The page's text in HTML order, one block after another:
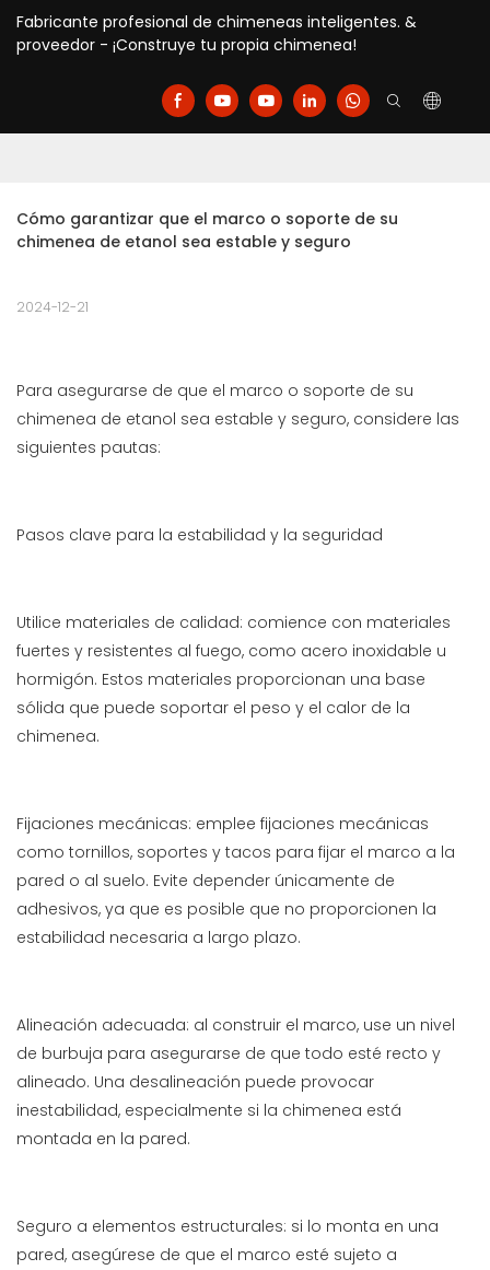
Fabricante profesional de chimeneas inteligentes. &
proveedor - ¡Construye tu propia chimenea!
Cómo garantizar que el marco o soporte de su
chimenea de etanol sea estable y seguro
2024-12-21
Para asegurarse de que el marco o soporte de su
chimenea de etanol sea estable y seguro, considere las
siguientes pautas:
Pasos clave para la estabilidad y la seguridad
Utilice materiales de calidad: comience con materiales
fuertes y resistentes al fuego, como acero inoxidable u
hormigón. Estos materiales proporcionan una base
sólida que puede soportar el peso y el calor de la
chimenea.
Fijaciones mecánicas: emplee fijaciones mecánicas
como tornillos, soportes y tacos para fijar el marco a la
pared o al suelo. Evite depender únicamente de
adhesivos, ya que es posible que no proporcionen la
estabilidad necesaria a largo plazo.
Alineación adecuada: al construir el marco, use un nivel
de burbuja para asegurarse de que todo esté recto y
alineado. Una desalineación puede provocar
inestabilidad, especialmente si la chimenea está
montada en la pared.
Seguro a elementos estructurales: si lo monta en una
pared, asegúrese de que el marco esté sujeto a